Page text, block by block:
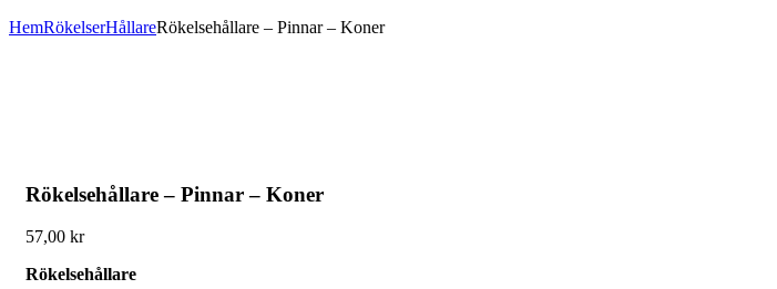
HemRökelserHållareRökelsehållare – Pinnar – Koner
Rökelsehållare – Pinnar – Koner
57,00 kr
Rökelsehållare